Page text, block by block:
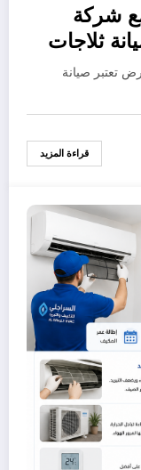
شركة
ثلاجات
تعتبر صيانة
قراءة المزيد